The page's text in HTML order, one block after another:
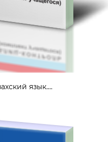
язык....